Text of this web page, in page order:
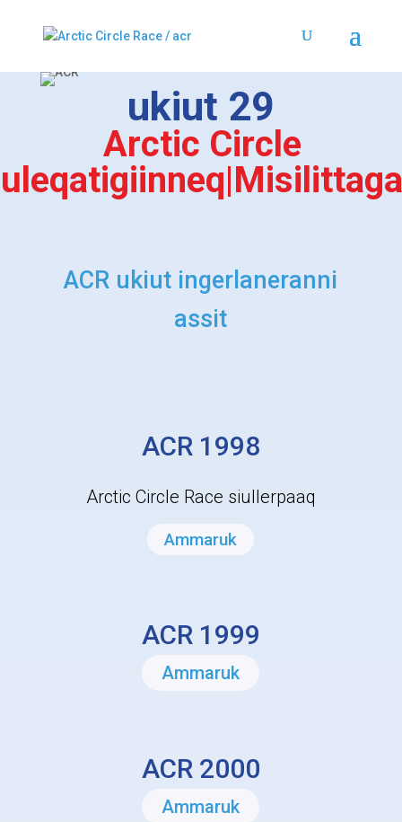
ukiut 29
Arctic Circle
ACR ukiut ingerlaneranni
assit
ACR 1998
Arctic Circle Race siullerpaaq
Ammaruk
ACR 1999
Ammaruk
ACR 2000
Ammaruk